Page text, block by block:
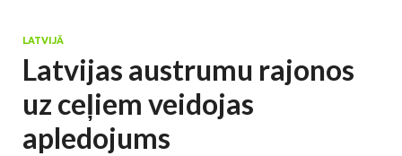
LATVIJĀ
Latvijas austrumu rajonos
uz ceļiem veidojas
apledojums